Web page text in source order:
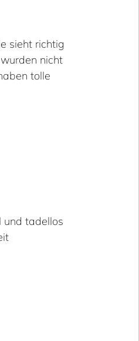
sieht richtig
nicht
tolle
und tadellos